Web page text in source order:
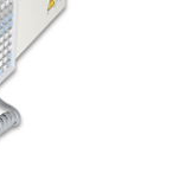
o